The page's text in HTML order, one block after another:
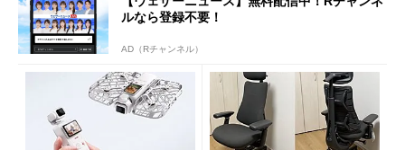
ルなら登録不要！
AD（Rチャンネル）